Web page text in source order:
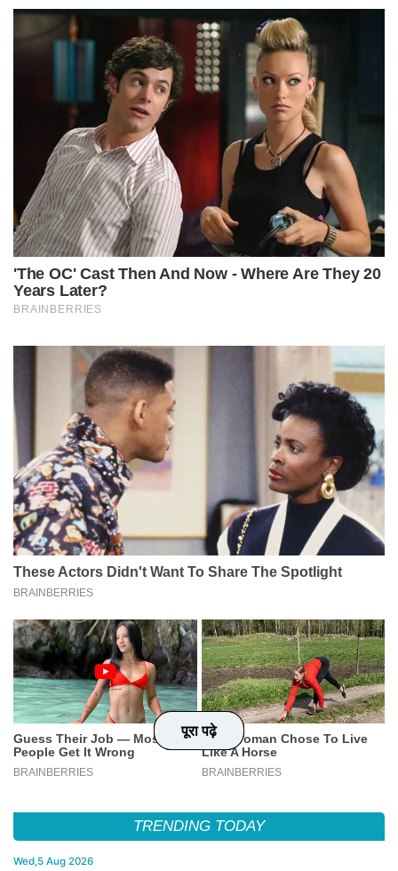
पूरा पढ़े
पूरा पढ़े
पूरा पढ़े
पूरा पढ़े
TRENDING TODAY
Wed,5 Aug 2026